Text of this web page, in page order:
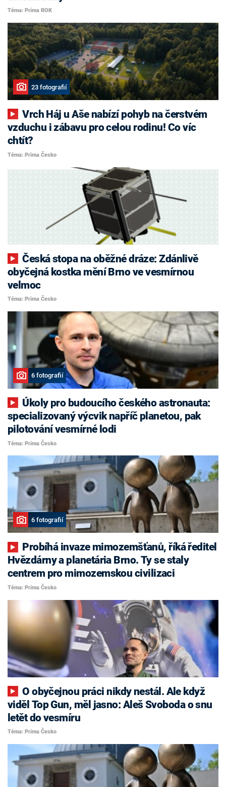
Téma: Prima ROK
23 fotografií
Vrch Háj u Aše nabízí pohyb na čerstvém
vzduchu i zábavu pro celou rodinu! Co víc
chtít?
Téma: Prima Česko
Česká stopa na oběžné dráze: Zdánlivě
obyčejná kostka mění Brno ve vesmírnou
velmoc
Téma: Prima Česko
6 fotografií
specializovaný výcvik napříč planetou, pak
pilotování vesmírné lodi
Téma: Prima Česko
6 fotografií
Hvězdárny a planetária Brno. Ty se staly
centrem pro mimozemskou civilizaci
Téma: Prima Česko
O obyčejnou práci nikdy nestál. Ale když
viděl Top Gun, měl jasno: Aleš Svoboda o snu
letět do vesmíru
Téma: Prima Česko